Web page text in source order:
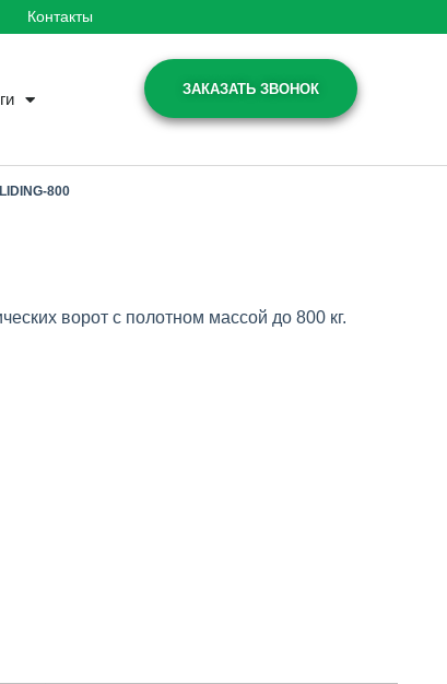
Контакты
ЗАКАЗАТЬ ЗВОНОК
800
ворот с полотном массой до 800 кг.